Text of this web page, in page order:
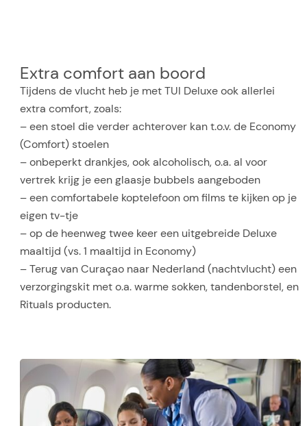
Extra comfort aan boord
Tijdens de vlucht heb je met TUI Deluxe ook allerlei
extra comfort, zoals:
– een stoel die verder achterover kan t.o.v. de Economy
(Comfort) stoelen
– onbeperkt drankjes, ook alcoholisch, o.a. al voor
vertrek krijg je een glaasje bubbels aangeboden
– een comfortabele koptelefoon om films te kijken op je
eigen tv-tje
– op de heenweg twee keer een uitgebreide Deluxe
maaltijd (vs. 1 maaltijd in Economy)
– Terug van Curaçao naar Nederland (nachtvlucht) een
verzorgingskit met o.a. warme sokken, tandenborstel, en
Rituals producten.